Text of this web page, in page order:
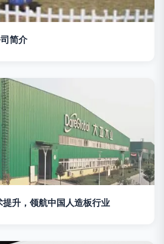
简介
升，领航中国人造板行业